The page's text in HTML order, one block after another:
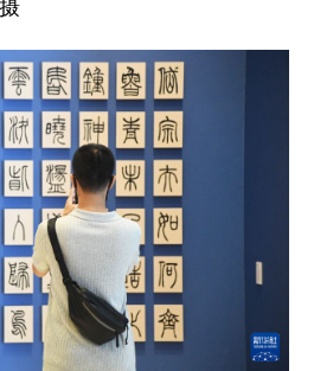
湖北
海南
云南
青海
黑龙江